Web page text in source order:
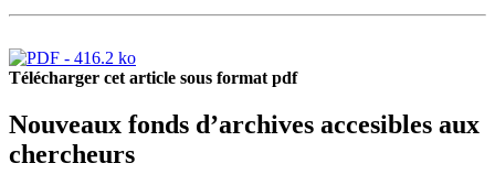
Télécharger cet article sous format pdf
Nouveaux fonds d’archives accesibles aux
chercheurs